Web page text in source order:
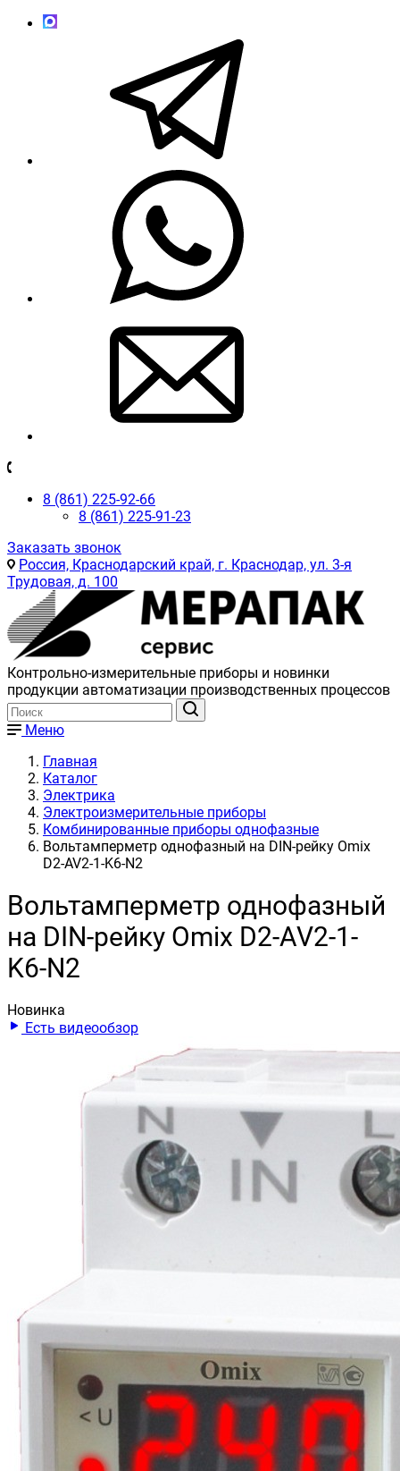
8 (861) 225-92-66
8 (861) 225-91-23
Заказать звонок
Россия, Краснодарский край, г. Краснодар, ул. 3-я
Трудовая, д. 100
Контрольно-измерительные приборы и новинки
продукции автоматизации производственных процессов
Меню
Главная
Каталог
Электрика
Электроизмерительные приборы
Комбинированные приборы однофазные
Вольтамперметр однофазный на DIN-рейку Omix
D2-AV2-1-K6-N2
Вольтамперметр однофазный
на DIN-рейку Omix D2-AV2-1-
K6-N2
Новинка
Есть видеообзор